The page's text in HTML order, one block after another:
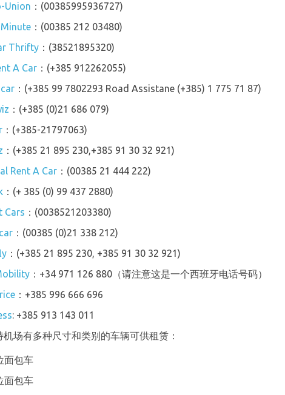
Union ：(00385995936727)
：(00385 212 03480)
Thrifty ：(38521895320)
A Car ：(+385 912262055)
：(+385 99 7802293 Road Assistane (+385) 1 775 71 87)
：(+385 (0)21 686 079)
：(+385-21797063)
：(+385 21 895 230,+385 91 30 32 921)
Rent A Car ：(00385 21 444 222)
：(+ 385 (0) 99 437 2880)
Cars ：(0038521203380)
：(00385 (0)21 338 212)
：(+385 21 895 230, +385 91 30 32 921)
：+34 971 126 880（请注意这是一个西班牙电话号码）
：+385 996 666 696
: +385 913 143 011
场有多种尺寸和类别的车辆可供租赁：
面包车
面包车